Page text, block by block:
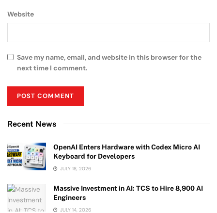
Website
Save my name, email, and website in this browser for the
next time I comment.
Recent News
OpenAI Enters Hardware with Codex Micro AI
Keyboard for Developers
JULY 18, 2026
Massive Investment in AI: TCS to Hire 8,900 AI
Engineers
JULY 14, 2026